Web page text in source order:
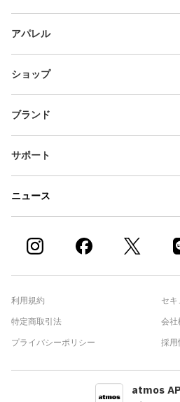
アパレル
ショップ
ブランド
サポート
ニュース
利用規約
特定商取引法
プライバシーポリシー
セ
会社
採用
atmos